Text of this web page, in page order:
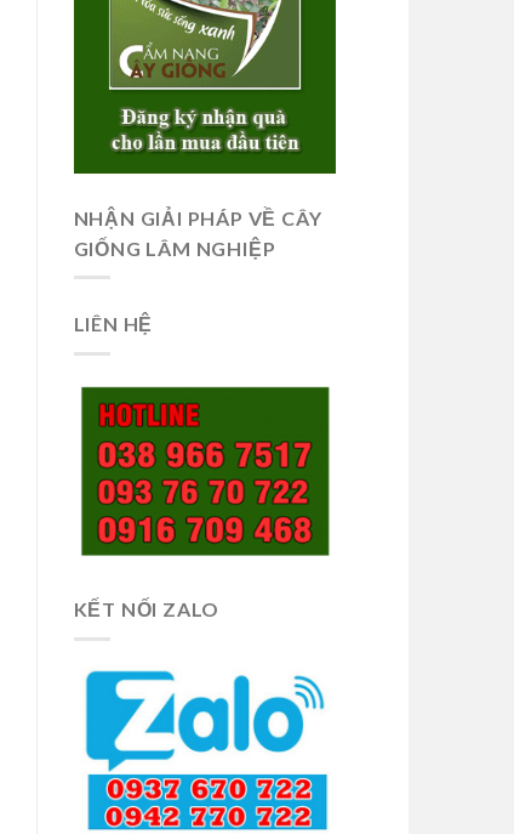
NHẬN GIẢI PHÁP VỀ CÂY
GIỐNG LÂM NGHIỆP
LIÊN HỆ
KẾT NỐI ZALO